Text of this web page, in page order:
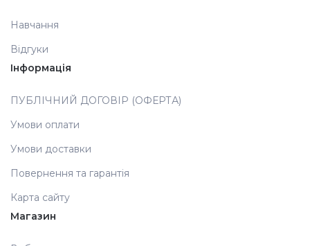
Наліпки гнучкі лінії
Блискітки (пісок для нігтів)
Навчання
Навчання
Відгуки
Інформація
ПУБЛІЧНИЙ ДОГОВІР (ОФЕРТА)
Умови оплати
Умови доставки
Повернення та гарантія
Карта сайту
Магазин